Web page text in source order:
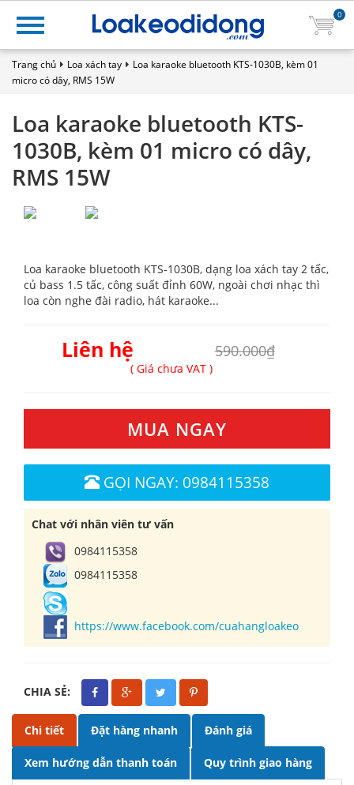
0
Trang chủ Loa xách tay
Loa karaoke bluetooth KTS-1030B, kèm 01
micro có dây, RMS 15W
Loa karaoke bluetooth KTS-
1030B, kèm 01 micro có dây,
RMS 15W
Loa karaoke bluetooth KTS-1030B, dạng loa xách tay 2 tấc,
củ bass 1.5 tấc, công suất đỉnh 60W, ngoài chơi nhạc thì
loa còn nghe đài radio, hát karaoke...
Liên hệ 590.000₫
( Giá chưa VAT )
MUA NGAY
GỌI NGAY: 0984115358
Chat với nhân viên tư vấn
0984115358
0984115358
https://www.facebook.com/cuahangloakeo
CHIA SẺ:
Chi tiết Đặt hàng nhanh Đánh giá
Xem hướng dẫn thanh toán Quy trình giao hàng